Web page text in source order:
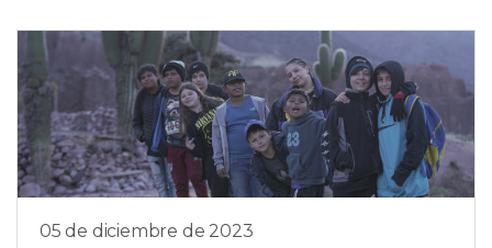
05 de diciembre de 2023